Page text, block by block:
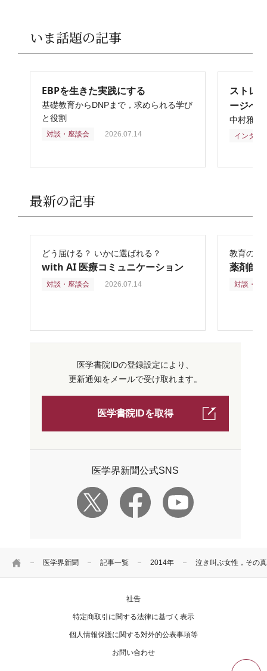
HOME 医学界新聞 記事一覧 2014年 泣き叫ぶ女性，その
いま話題の記事
EBPを生きた実践にする
基礎教育からDNPまで，求められる学び
と役割
対談・座談会 2026.07.14
ストレ
ージへ
中村雅俊
インタビ
最新の記事
どう届ける？ いかに選ばれる？
with AI 医療コミュニケーション
対談・座談会 2026.07.14
教育の再
薬剤師
対談・座
医学書院IDの登録設定により、
更新通知をメールで受け取れます。
医学書院IDを取得
医学界新聞公式SNS
社告
特定商取引に関する法律に基づく表示
個人情報保護に関する対外的公表事項等
お問い合わせ